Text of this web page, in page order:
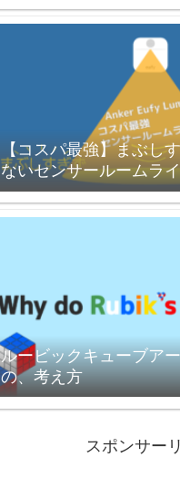
【コスパ最強】まぶし
ないセンサールームラ
Lumi】
ルービックキューブア
の、考え方
スポンサー